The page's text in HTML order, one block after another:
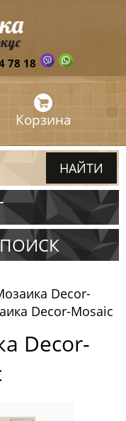
78 18
Корзина
Decor-
Decor-Mosaic
Decor-